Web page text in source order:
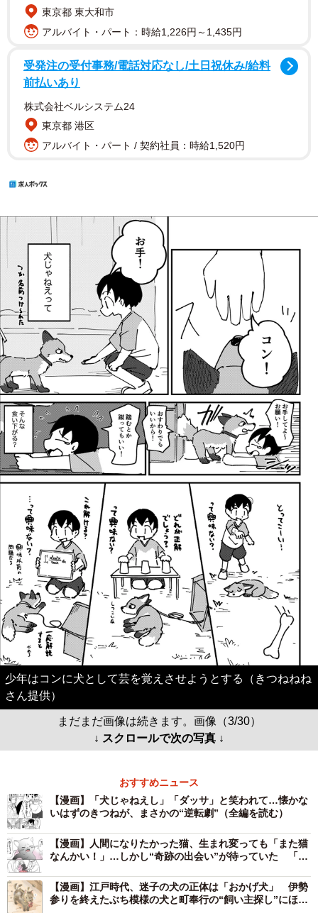
東京都 東大和市
アルバイト・パート：時給1,226円～1,435円
受発注の受付事務/電話対応なし/土日祝休み/給料
前払いあり
株式会社ベルシステム24
東京都 港区
アルバイト・パート / 契約社員：時給1,520円
少年はコンに犬として芸を覚えさせようとする（きつねねね
さん提供）
まだまだ画像は続きます。画像（3/30）
↓ スクロールで次の写真 ↓
おすすめニュース
【漫画】「犬じゃねえし」「ダッサ」と笑われて…懐かな
いはずのきつねが、まさかの“逆転劇”（全編を読む）
【漫画】人間になりたかった猫、生まれ変っても「また猫
なんかい！」…しかし“奇跡の出会い”が待っていた 「昔
【漫画】江戸時代、迷子の犬の正体は「おかげ犬」 伊勢
参りを終えたぶち模様の犬と町奉行の“飼い主探し”にほっ